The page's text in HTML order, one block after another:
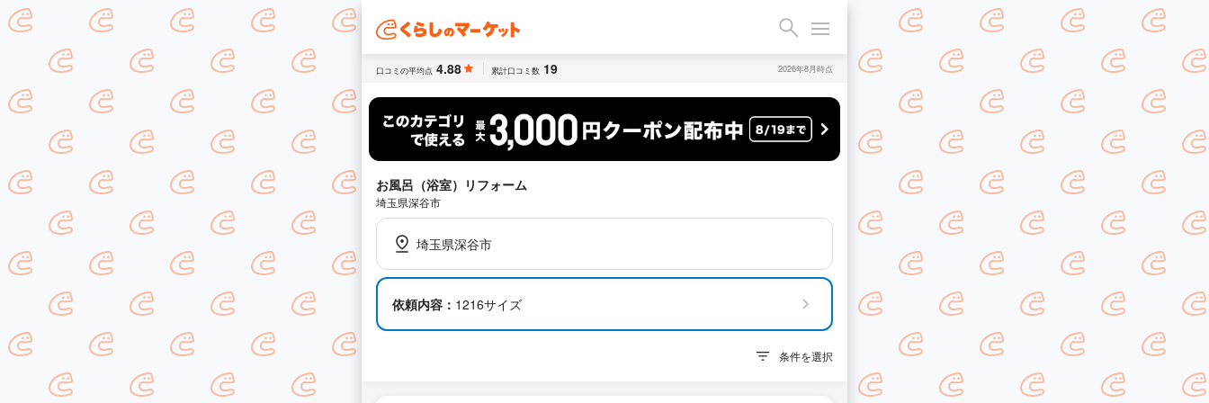
口コミの平均点 4.88 累計口コミ数 19 2026年8月時点
お風呂（浴室）リフォーム
埼玉県深谷市
埼玉県深谷市
依頼内容： 1216サイズ
条件を選択